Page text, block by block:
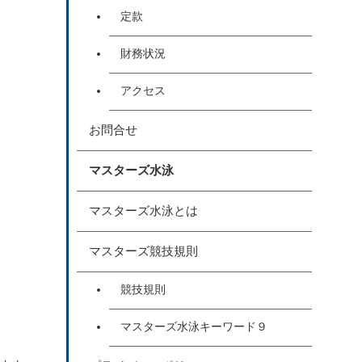
定款
財務状況
アクセス
お問合せ
マスターズ水泳
マスターズ水泳とは
マスターズ競技規則
競技規則
マスターズ水泳キーワード９